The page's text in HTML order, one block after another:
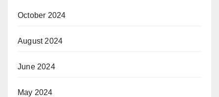
October 2024
August 2024
June 2024
May 2024